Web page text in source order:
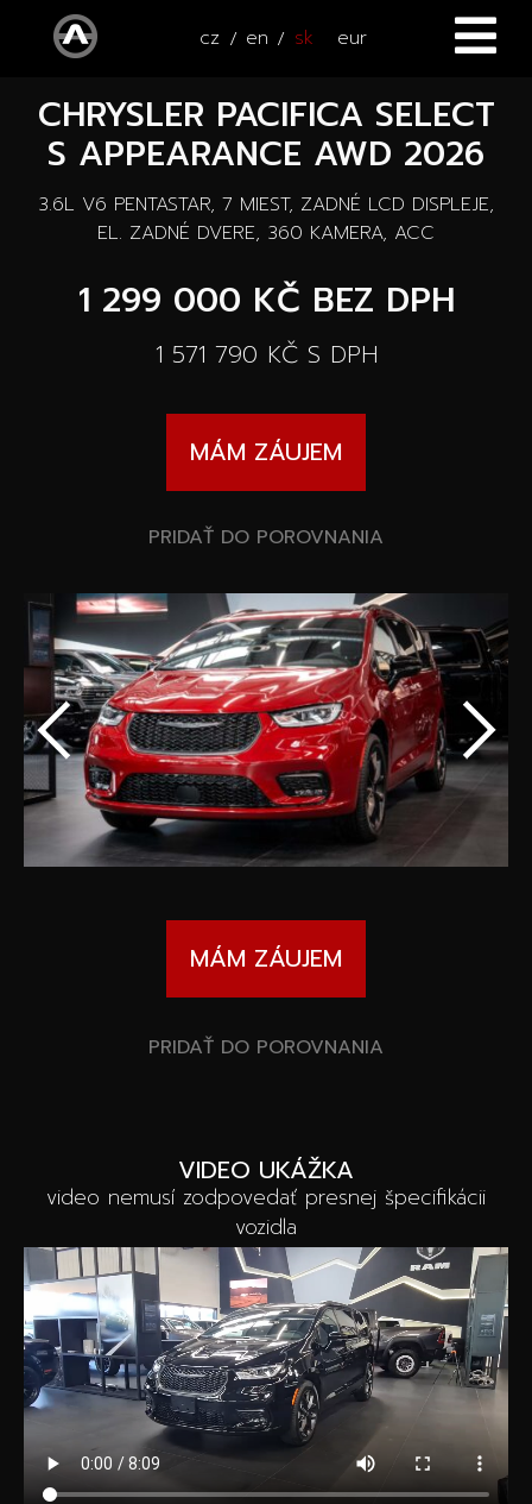
cz en sk eur
ÚVOD
VOZIDLÁ
Všetky vozidlá
Nové vozidlá
Autooutlet Design
Jazdené vozidlá
ŠTVORKOLKY
SERVIS
PRÍSLUŠENSTVO
Wheel Pros
Špeciálne akcie
Archív noviniek
CHRYSLER PACIFICA SELECT
S APPEARANCE AWD 2026
3.6L V6 PENTASTAR, 7 MIEST, ZADNÉ LCD DISPLEJE,
EL. ZADNÉ DVERE, 360 KAMERA, ACC
1 299 000 KČ BEZ DPH
1 571 790 KČS DPH
MÁM ZÁUJEM
PRIDAŤ DO POROVNANIA
MÁM ZÁUJEM
PRIDAŤ DO POROVNANIA
VIDEO UKÁŽKA
video nemusí zodpovedať presnej špecifikácii
vozidla